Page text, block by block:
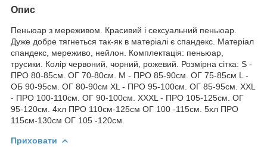
Опис
Пеньюар з мереживом. Красивий і сексуальний пеньюар.
Дуже добре тягнеться так-як в матеріалі є спандекс. Матеріал
спандекс, мереживо, нейлон. Комплектація: пеньюар,
трусики. Колір червоний, чорний, рожевий. Розмірна сітка: S -
ПРО 80-85см. ОГ 70-80см. M - ПРО 85-90см. ОГ 75-85см L -
ОБ 90-95см. ОГ 80-90см XL - ПРО 95-100см. ОГ 85-95см. XXL
- ПРО 100-110см. ОГ 90-100см. XXXL - ПРО 105-125см. ОГ
95-120см. 4хл ПРО 110см-125см ОГ 100 -115см. 5хл ПРО
115см-130см ОГ 105 -120см.
Приховати